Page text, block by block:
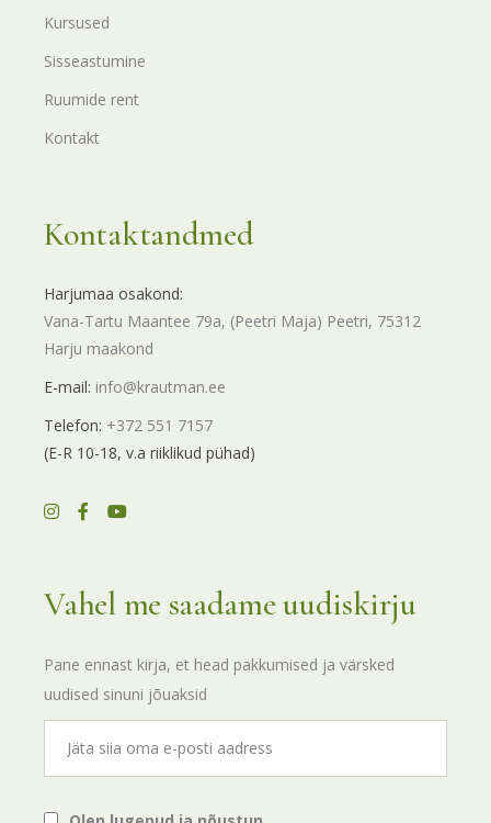
Kursused
Sisseastumine
Ruumide rent
Kontakt
Kontaktandmed
Harjumaa osakond:
Vana-Tartu Maantee 79a, (Peetri Maja) Peetri, 75312
Harju maakond
E-mail: info@krautman.ee
Telefon: +372 551 7157
(E-R 10-18, v.a riiklikud pühad)
Vahel me saadame uudiskirju
Pane ennast kirja, et head pakkumised ja värsked
uudised sinuni jõuaksid